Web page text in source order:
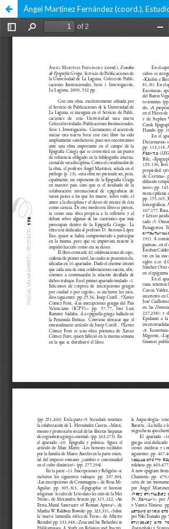
Ángel Martínez Fernández (coord.),